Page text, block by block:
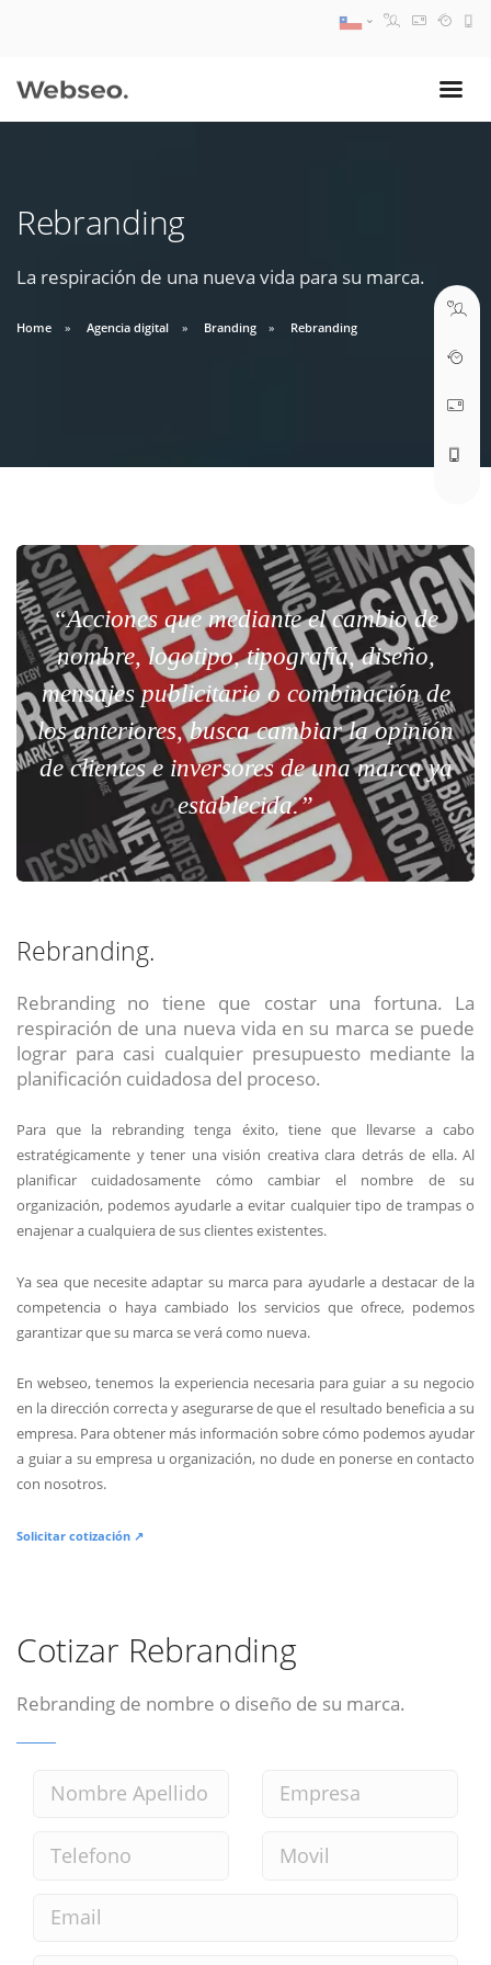
Rebranding
La respiración de una nueva vida para su marca.
Home Agencia digital Branding Rebranding
“Acciones que mediante el cambio de
nombre, logotipo, tipografía, diseño,
mensajes publicitario o combinación de
los anteriores, busca cambiar la opinión
de clientes e inversores de una marca ya
establecida.”
Rebranding.
Rebranding no tiene que costar una fortuna. La
respiración de una nueva vida en su marca se puede
lograr para casi cualquier presupuesto mediante la
planificación cuidadosa del proceso.
Para que la rebranding tenga éxito, tiene que llevarse a cabo
estratégicamente y tener una visión creativa clara detrás de ella. Al
planificar cuidadosamente cómo cambiar el nombre de su
organización, podemos ayudarle a evitar cualquier tipo de trampas o
enajenar a cualquiera de sus clientes existentes.
Ya sea que necesite adaptar su marca para ayudarle a destacar de la
competencia o haya cambiado los servicios que ofrece, podemos
garantizar que su marca se verá como nueva.
En webseo, tenemos la experiencia necesaria para guiar a su negocio
en la dirección correcta y asegurarse de que el resultado beneficia a su
empresa. Para obtener más información sobre cómo podemos ayudar
a guiar a su empresa u organización, no dude en ponerse en contacto
con nosotros.
Solicitar cotización ↗
Cotizar Rebranding
Rebranding de nombre o diseño de su marca.
09:30 AM A 18:30 PM
soporte@webseo.cl